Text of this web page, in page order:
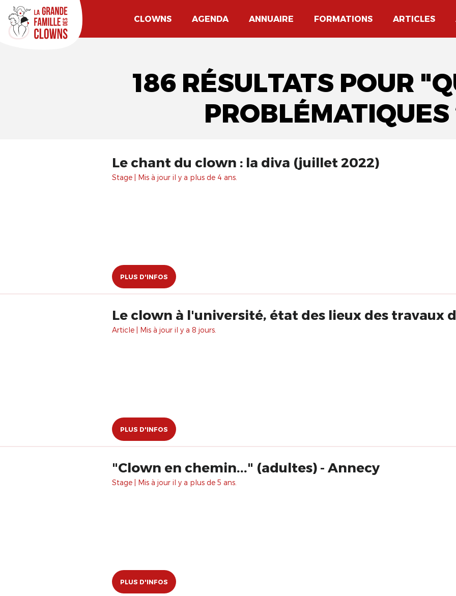
CLOWNS AGENDA ANNUAIRE FORMATIONS ARTICLES
186 RÉSULTATS POUR
PROBLÉMATIQUES
Le chant du clown : la diva (juillet 2022)
Stage | Mis à jour il y a plus de 4 ans.
PLUS D'INFOS
Le clown à l'université, état des lieux des travaux
Article | Mis à jour il y a 8 jours.
PLUS D'INFOS
"Clown en chemin..." (adultes) - Annecy
Stage | Mis à jour il y a plus de 5 ans.
PLUS D'INFOS